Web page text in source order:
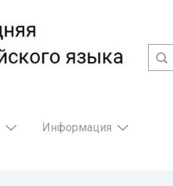
Информация